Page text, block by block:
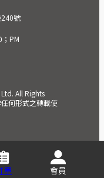
號
PM
All Rights
何形式之轉載使
單 會員